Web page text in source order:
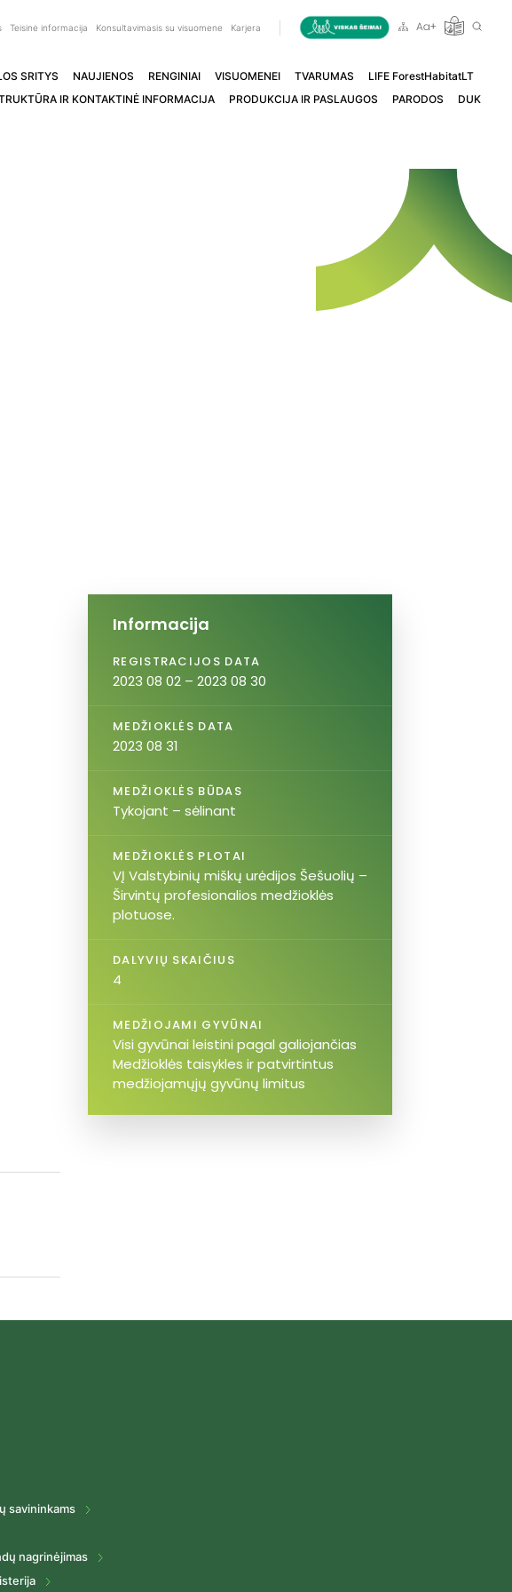
Teisinė informacija Konsultavimasis su visuomene Karjera
SRITYS NAUJIENOS RENGINIAI VISUOMENEI TVARUMAS
LIFE ForestHabitatLT
IR KONTAKTINĖ INFORMACIJA
PRODUKCIJA IR PASLAUGOS PARODOS DUK
Informacija
REGISTRACIJOS DATA
2023 08 02 – 2023 08 30
MEDŽIOKLĖS DATA
2023 08 31
MEDŽIOKLĖS BŪDAS
Tykojant – sėlinant
MEDŽIOKLĖS PLOTAI
VĮ Valstybinių miškų urėdijos Šešuolių –
Širvintų profesionalios medžioklės
plotuose.
DALYVIŲ SKAIČIUS
4
MEDŽIOJAMI GYVŪNAI
Visi gyvūnai leistini pagal galiojančias
Medžioklės taisykles ir patvirtintus
medžiojamųjų gyvūnų limitus
savininkams
nagrinėjimas